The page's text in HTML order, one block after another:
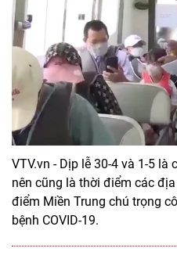
VTV.vn - Dịp lễ 30-4 và 1-5
nên cũng là thời điểm các
điểm Miền Trung chú trọng
bệnh COVID-19.